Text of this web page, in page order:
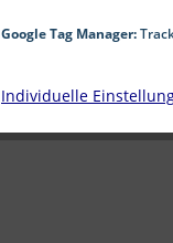
Google Tag Manager:
Individuelle